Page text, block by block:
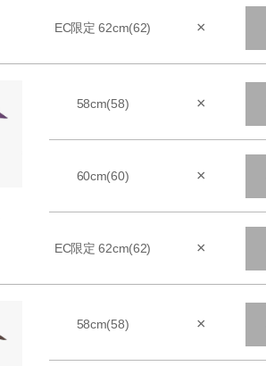
EC限定 62cm(62) ×
58cm(58) ×
60cm(60) ×
EC限定 62cm(62) ×
58cm(58) ×